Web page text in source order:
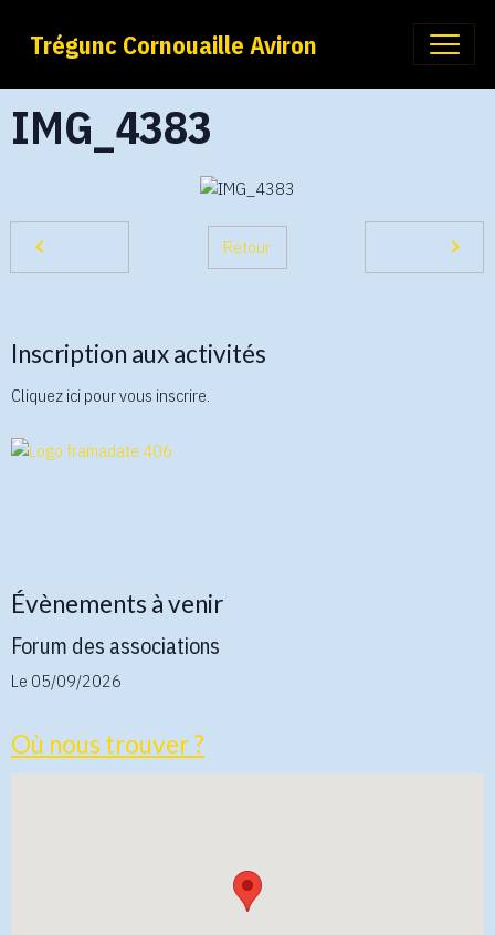
Trégunc Cornouaille Aviron
IMG_4383
Retour
Inscription aux activités
Cliquez ici pour vous inscrire.
Évènements à venir
Forum des associations
Le 05/09/2026
Où nous trouver ?